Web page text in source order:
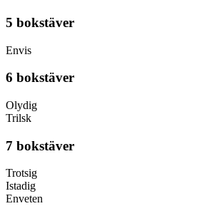
5 bokstäver
Envis
6 bokstäver
Olydig
Trilsk
7 bokstäver
Trotsig
Istadig
Enveten